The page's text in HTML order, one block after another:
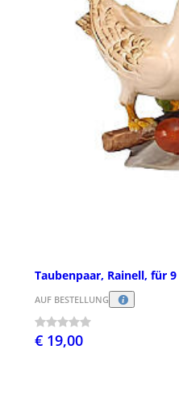
Taubenpaar, Rainell, für
AUF BESTELLUNG
€ 19,00